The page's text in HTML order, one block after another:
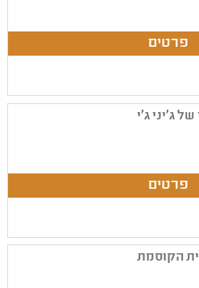
ג'יני ג'י
הקוסמת